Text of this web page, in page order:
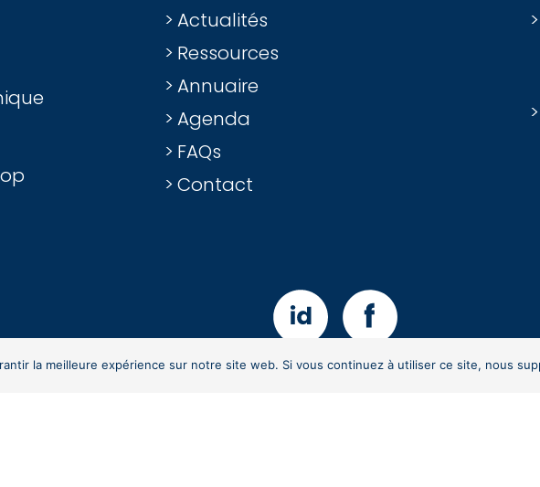
Actualités
Ressources
Annuaire
Agenda
FAQs
Contact
la meilleure expérience sur notre site web. Si vous continuez à utiliser ce site, nous